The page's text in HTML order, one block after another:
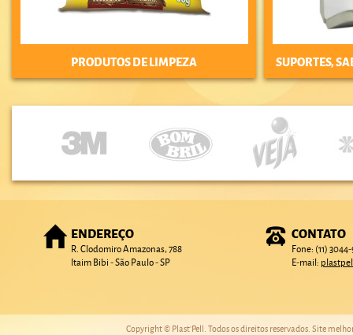
PRODUTOS DE LIMPEZA SUPORTES,
ENDEREÇO
R. Clodomiro Amazonas, 788
Itaim Bibi - São Paulo - SP
CONTATO
Fone: (11)
E-mail:
Copyright © Plast'Pell. Todos os direitos reservados. Site